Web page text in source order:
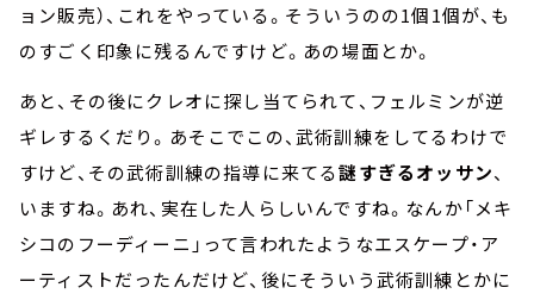
ョン販売）、これをやっている。そういうのの1個1個が、も
のすごく印象に残るんですけど。あの場面とか。
あと、その後にクレオに探し当てられて、フェルミンが逆
ギレするくだり。あそこでこの、武術訓練をしてるわけで
すけど、その武術訓練の指導に来てる謎すぎるオッサン、
いますね。あれ、実在した人らしいんですね。なんか「メキ
シコのフーディーニ」って言われたようなエスケープ・ア
ーティストだったんだけど、後にそういう武術訓練とかに